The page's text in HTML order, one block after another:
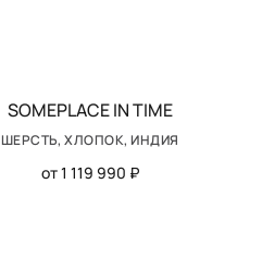
SOMEPLACE IN TIME
ШЕРСТЬ, ХЛОПОК, ИНДИЯ
от 1 119 990 ₽